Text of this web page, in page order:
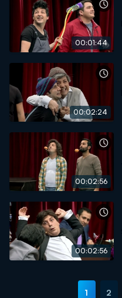
00:01:44
00:02:24
00:02:56
00:02:56
1 2